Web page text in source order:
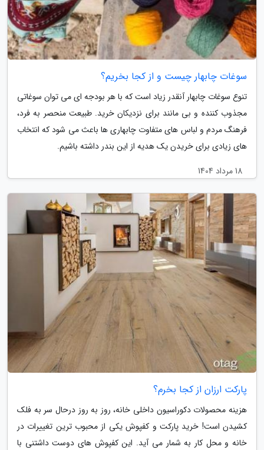
سوغات چابهار چیست و از کجا بخریم؟
تنوع سوغات چابهار آنقدر زیاد است که با هر بودجه ای می توان سوغاتی
مجذوب کننده و بی مانند برای نزدیکان خرید. طبیعت منحصر به فرد،
فرهنگ مردم و لباس های متفاوت چابهاری ها باعث می شود که انتخاب
های زیادی برای خریدن یک هدیه از این بندر داشته باشیم.
18 مرداد 1404
پارکت ارزان از کجا بخرم؟
هزینه محصولات دکوراسیون داخلی خانه، روز به روز درحال سر به فلک
کشیدن است! خرید پارکت و کفپوش یکی از محبوب ترین تغییرات در
خانه و محل کار به شمار می آید. این کفپوش های دوست داشتنی با